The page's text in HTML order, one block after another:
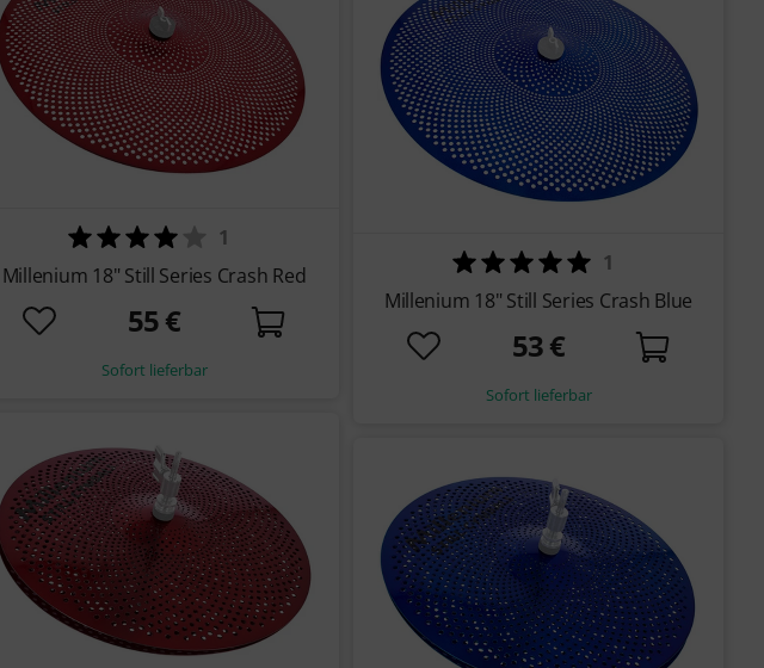
1
Millenium 18" Still Series Crash Red
55 €
Sofort lieferbar
1
Millenium 18" Still Series Crash Blue
53 €
Sofort lieferbar